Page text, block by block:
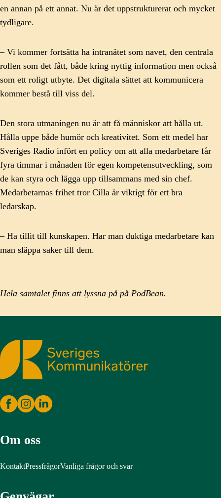
en annan på ett annat. Nu är det uppstrukturerat och mycket
tydligare.
– Vi kommer fortsätta ha intranätet som navet, den centrala
rollen som det fått, både kring nyttig information men också
som ett roligt utbyte. Det digitala sättet att kommunicera
kommer bestå till viss del.
Den stora utmaningen nu är att få människor att hålla ut.
Hålla uppe både humör och kreativitet. Som ett medel har
Sveriges Radio infört en policy om att alla medarbetare får
fyra timmar i månaden för egen kompetensutveckling, som
de kan styra och lägga upp tillsammans med sin chef.
Medarbetarnas frihet tror Cilla är viktigt för ett bra
ledarskap.
– Ha tillit till kunskapen. Har man duktiga medarbetare kan
man släppa saker till dem.
Hela samtalet finns att lyssna på på PodBean.
Sveriges Kommunikatörer
Om oss
KontaktPressfrågorVanliga frågor och svar